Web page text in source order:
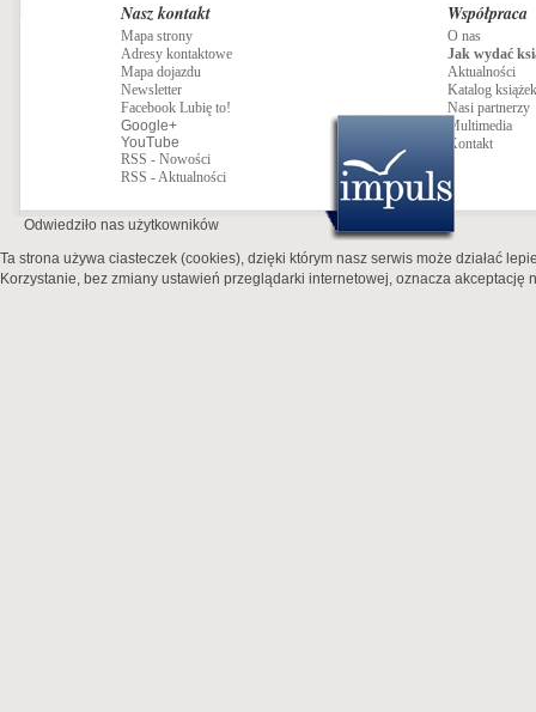
Nasz kontakt
Mapa strony
Adresy kontaktowe
Mapa dojazdu
Newsletter
Facebook Lubię to!
Google+
YouTube
RSS - Nowości
RSS - Aktualności
Współpraca
O nas
Jak wydać
Aktualności
Katalog książek
Nasi partnerzy
Multimedia
Kontakt
Odwiedziło nas użytkowników
Ta strona używa ciasteczek (cookies), dzięki którym nasz serwis może działać
Korzystanie, bez zmiany ustawień przeglądarki internetowej, oznacza akceptację